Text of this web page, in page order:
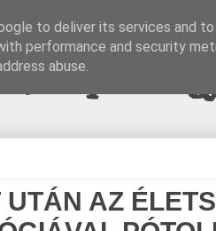
napi
AZ
to deliver its services and
performance and security
abuse.